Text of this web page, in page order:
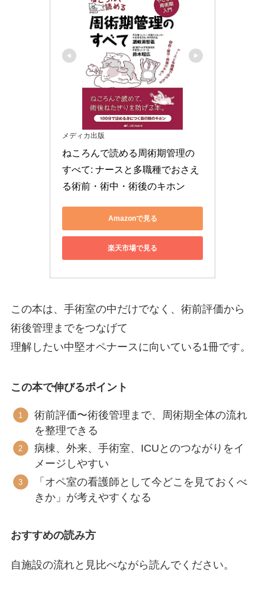
メディカ出版
ねころんで読める周術期管理の
すべて: ナースと多職種でおさえ
る術前・術中・術後のキホン
Amazonで見る
楽天市場で見る
この本は、手術室の中だけでなく、術前評価から
術後管理までをつなげて
理解したい中堅オペナースに向いている1冊です。
この本で伸びるポイント
術前評価〜術後管理まで、周術期全体の流れ
を整理できる
病棟、外来、手術室、ICUとのつながりをイ
メージしやすい
「オペ室の看護師として今どこを見ておくべ
きか」が考えやすくなる
おすすめの読み方
自施設の流れと見比べながら読んでください。